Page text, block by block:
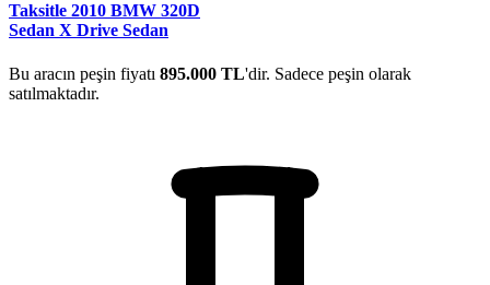
Taksitle 2010 BMW 320D
Sedan X Drive Sedan
Bu aracın peşin fiyatı 895.000 TL'dir. Sadece peşin olarak
satılmaktadır.